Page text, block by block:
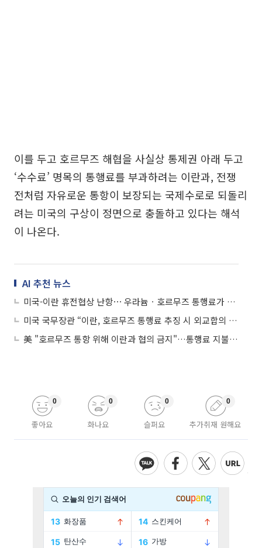
이를 두고 호르무즈 해협을 사실상 통제권 아래 두고
‘수수료’ 명목의 통행료를 부과하려는 이란과, 전쟁
전처럼 자유로운 통항이 보장되는 국제수로로 되돌리
려는 미국의 구상이 정면으로 충돌하고 있다는 해석
이 나온다.
AI 추천 뉴스
미국-이란 휴전협상 난항⋯ 우라늄ㆍ호르무즈 통행료가 최대 쟁점
미국 국무장관 “이란, 호르무즈 통행료 추징 시 외교합의 불가”
美 "호르무즈 통항 위해 이란과 협의 금지"…통행료 지불 여부 무관
좋아요
0
화나요
0
슬퍼요
0
추가취재 원해요
0